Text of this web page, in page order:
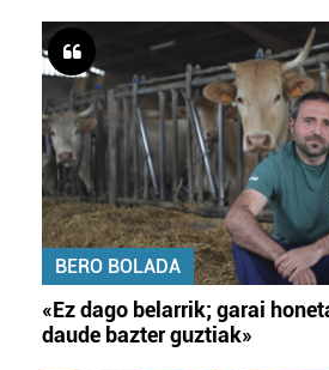
BERO BOLADA
«Ez dago belarrik; garai
daude bazter guztiak»